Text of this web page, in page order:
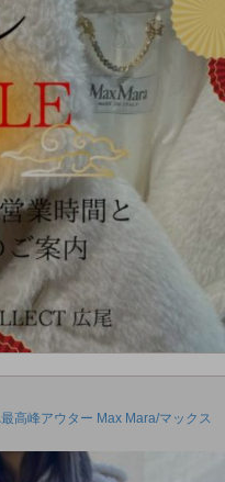
高峰アウター Max Mara/マックス